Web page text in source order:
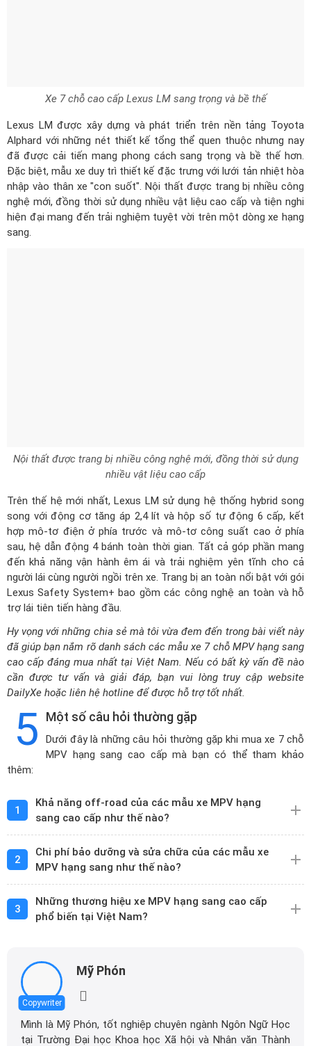
Xe 7 chỗ cao cấp Lexus LM sang trọng và bề thế
Lexus LM được xây dựng và phát triển trên nền tảng Toyota
Alphard với những nét thiết kế tổng thể quen thuộc nhưng nay
đã được cải tiến mang phong cách sang trọng và bề thế hơn.
Đặc biệt, mẫu xe duy trì thiết kế đặc trưng với lưới tản nhiệt hòa
nhập vào thân xe "con suốt". Nội thất được trang bị nhiều công
nghệ mới, đồng thời sử dụng nhiều vật liệu cao cấp và tiện nghi
hiện đại mang đến trải nghiệm tuyệt vời trên một dòng xe hạng
sang.
Trên thế hệ mới nhất, Lexus LM sử dụng hệ thống hybrid song
hợp mô-tơ điện ở phía trước và mô-tơ công suất cao ở phía
sau, hệ dẫn động 4 bánh toàn thời gian. Tất cả góp phần mang
đến khả năng vận hành êm ái và trải nghiệm yên tĩnh cho cả
người lái cùng người ngồi trên xe. Trang bị an toàn nổi bật với gói
Lexus Safety System+ bao gồm các công nghệ an toàn và hỗ
trợ lái tiên tiến hàng đầu.
Hy vọng với những chia sẻ mà tôi vừa đem đến trong bài viết này
đã giúp bạn nắm rõ danh sách các mẫu xe 7 chỗ MPV hạng sang
cao cấp đáng mua nhất tại Việt Nam. Nếu có bất kỳ vấn đề nào
cần được tư vấn và giải đáp, bạn vui lòng truy cập website
DailyXe hoặc liên hệ hotline để được hỗ trợ tốt nhất.
5 Một số câu hỏi thường gặp
Dưới đây là những câu hỏi thường gặp khi mua xe 7 chỗ
MPV hạng sang cao cấp mà bạn có thể tham khảo
thêm:
Chi phí bảo dưỡng và sửa chữa của các mẫu xe
MPV hạng sang như thế nào?
Những thương hiệu xe MPV hạng sang cao cấp
phổ biến tại Việt Nam?
Copywriter
Mình là Mỹ Phón, tốt nghiệp chuyên ngành Ngôn Ngữ Học
tại Trường Đại học Khoa học Xã hội và Nhân văn Thành
phố Hồ Chí Minh. Mình có gần 6 năm kinh nghiệm tại vị trí
Content Marketing chuyên sâu về nhiều lĩnh vực như ô tô,
Xem thêm